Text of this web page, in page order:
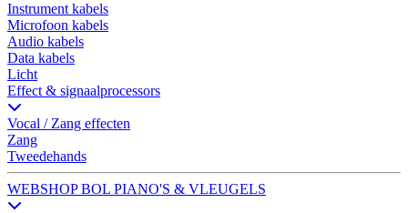
Instrument kabels
Microfoon kabels
Audio kabels
Data kabels
Licht
Effect & signaalprocessors
Vocal / Zang effecten
Zang
Tweedehands
WEBSHOP BOL PIANO'S & VLEUGELS